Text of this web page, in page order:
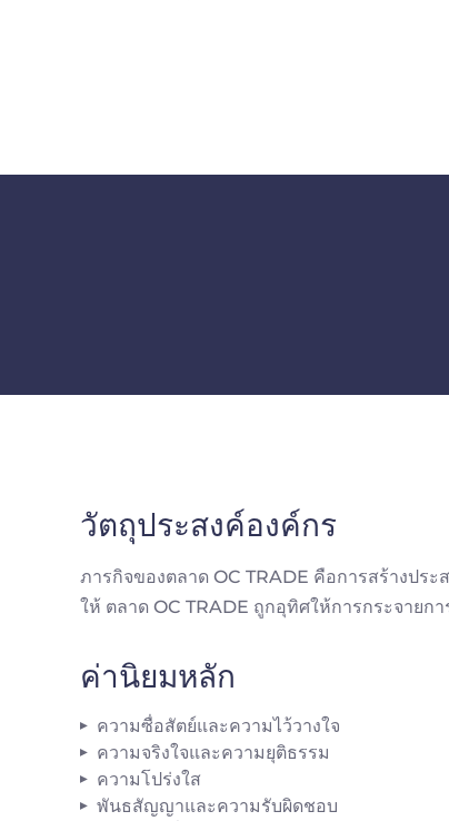
วัตถุประสงค์องค์กร
ภารกิจของตลาด OC TRADE คือการสร้างป
ให้ ตลาด OC TRADE ถูกอุทิศให้การกระจายก
ค่านิยมหลัก
ความซื่อสัตย์และความไว้วางใจ
ความจริงใจและความยุติธรรม
ความโปร่งใส
พันธสัญญาและความรับผิดชอบ